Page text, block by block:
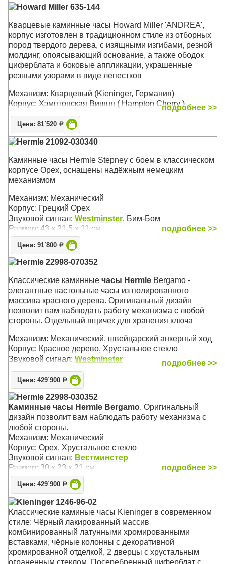
Howard Miller 635-144
Кварцевые каминные часы Howard Miller 'ANDREA',
корпус изготовлен в традиционном стиле из отборных
пород твердого дерева, с изящными изгибами, резной
молдинг, опоясывающий основание, а также ободок
циферблата и боковые аппликации, украшенные
резными узорами в виде лепестков
Механизм: Кварцевый (Kieninger, Германия)
Корпус: Хэмптонская Вишня ( Hampton Cherry )
, Бим-Бом
Размер: 47 х 25 х 13 см
подробнее >>
Цена: 81`520 Р
Hermle 21092-030340
Каминные часы Hermle Stepney с боем в классическом
корпусе Орех, оснащены надёжным немецким
механизмом
Механизм: Механический
Корпус: Грецкий Орех
Звуковой сигнал: Westminster, Бим-Бом
Размер: 43 х 21,5 х 11 см
подробнее >>
Цена: 91`800 Р
Hermle 22998-070352
Классические каминные часы Hermle Bergamo -
элегантные настольные часы из полированного
массива красного дерева. Оригинальный дизайн
позволит вам наблюдать работу механизма с любой
стороны. Отдельный ящичек для хранения ключа
Механизм: Механический, швейцарский анкерный ход
Корпус: Красное дерево, Хрустальное стекло
Звуковой сигнал: Westminster
подробнее >>
Цена: 429`900 Р
Hermle 22998-030352
Каминные часы Hermle Bergamo. Оригинальный
дизайн позволит вам наблюдать работу механизма с
любой стороны.
Механизм: Механический
Корпус: Орех, Хрустальное стекло
Звуковой сигнал: Вестминстер
Размер: 30 х 23 х 21 см
подробнее >>
Цена: 429`900 Р
Kieninger 1246-96-02
Классические каминые часы Kieninger в современном
стиле: Чёрный лакированный массив
комбинированный латунными хромированными
вставками, чёрные колонны с декоративной
хромированной отделкой, 2 дверцы с хрустальным
ограненным стеклом. Посеребренный циферблат с